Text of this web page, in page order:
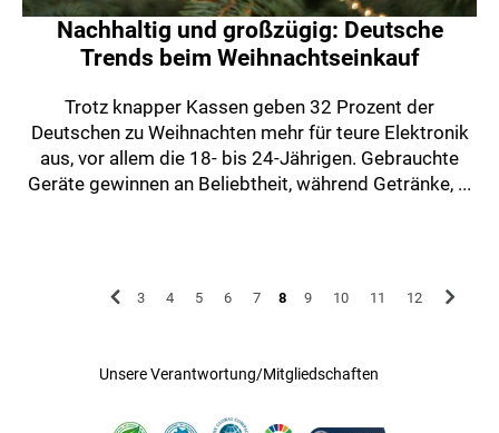
Nachhaltig und großzügig: Deutsche
Trends beim Weihnachtseinkauf
Trotz knapper Kassen geben 32 Prozent der
Deutschen zu Weihnachten mehr für teure Elektronik
aus, vor allem die 18- bis 24-Jährigen. Gebrauchte
Geräte gewinnen an Beliebtheit, während Getränke, ...
3 4 5 6 7 8 9 10 11 12
Unsere Verantwortung/Mitgliedschaften